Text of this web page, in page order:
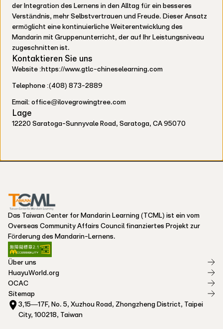
der Integration des Lernens in den Alltag für ein besseres
Verständnis, mehr Selbstvertrauen und Freude. Dieser Ansatz
ermöglicht eine kontinuierliche Weiterentwicklung des
Mandarin mit Gruppenunterricht, der auf Ihr Leistungsniveau
zugeschnitten ist.
Kontaktieren Sie uns
Website :https://www.gtlc-chineselearning.com
Telephone :(408) 873-2889
Email: office@ilovegrowingtree.com
Lage
12220 Saratoga-Sunnyvale Road, Saratoga, CA 95070
Das Taiwan Center for Mandarin Learning (TCML) ist ein vom
Overseas Community Affairs Council finanziertes Projekt zur
Förderung des Mandarin-Lernens.
Über uns
HuayuWorld.org
OCAC
Sitemap
3,15—17F, No. 5, Xuzhou Road, Zhongzheng District, Taipei
City, 100218, Taiwan